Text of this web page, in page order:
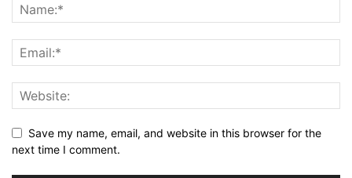
Save my name, email, and website in this browser for the
next time I comment.